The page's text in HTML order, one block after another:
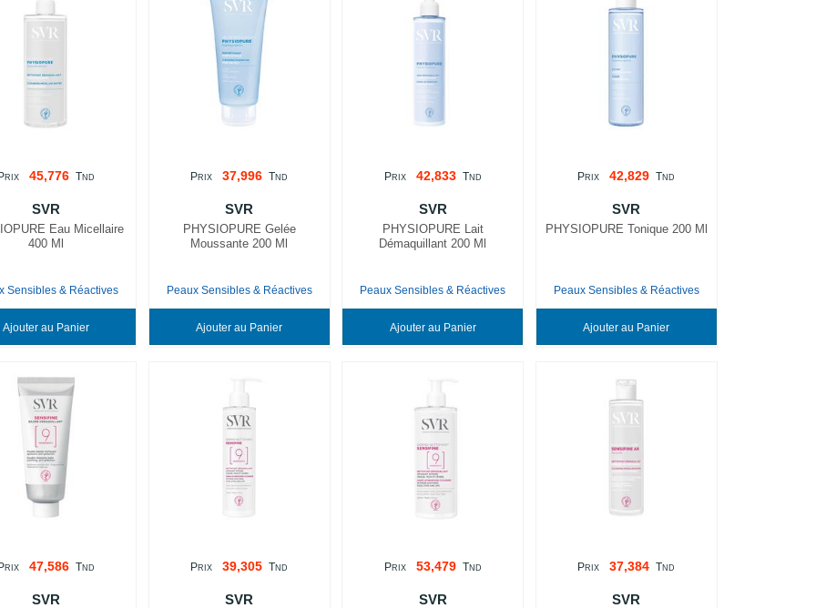
PRIX 45,776 TND
SVR
Eau Micellaire
400 Ml
Sensibles & Réactives
Ajouter au Panier
PRIX 37,996 TND
SVR
PHYSIOPURE Gelée
Moussante 200 Ml
Peaux Sensibles & Réactives
Ajouter au Panier
PRIX 42,833 TND
SVR
PHYSIOPURE Lait
Démaquillant 200 Ml
Peaux Sensibles & Réactives
Ajouter au Panier
PRIX 42,829 TND
SVR
PHYSIOPURE Tonique 200 Ml
Peaux Sensibles & Réactives
Ajouter au Panier
PRIX 47,586 TND
SVR
PRIX 39,305 TND
SVR
PRIX 53,479 TND
SVR
PRIX 37,384 TND
SVR